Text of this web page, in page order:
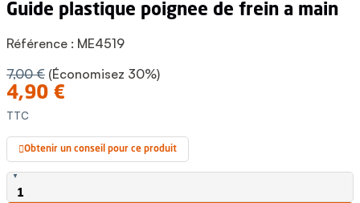
guide plastique poignee de frein a main
Référence : ME4519
7,00 € (Économisez 30%)
4,90 €
TTC
Obtenir un conseil pour ce produit